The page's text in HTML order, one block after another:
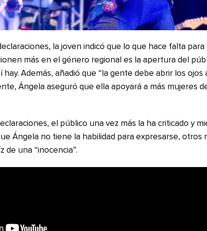
la joven indicó que lo que hace falta para
más en el género regional es la apertura del
Además, añadió que “la gente debe abrir los ojos
Ángela aseguró que ella apoyará a más mujeres
el público una vez más la ha criticado y
Ángela no tiene la habilidad para expresarse, otros
de una “inocencia”.